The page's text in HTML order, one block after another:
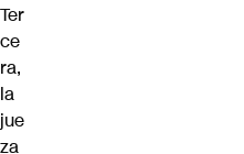
Ter
ce
ra,
la
jue
za